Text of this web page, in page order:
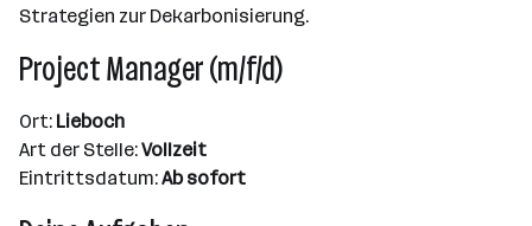
Strategien zur Dekarbonisierung.
Project Manager (m/f/d)
Ort: Lieboch
Art der Stelle:Vollzeit
Eintrittsdatum:Ab sofort